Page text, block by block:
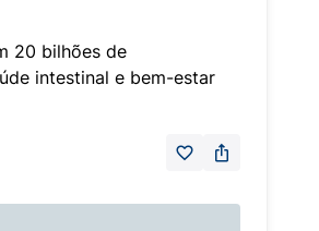
20 bilhões de
intestinal e bem-estar